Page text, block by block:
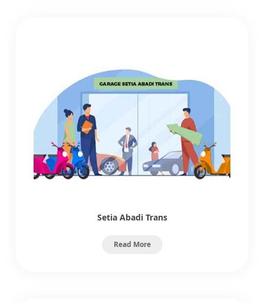
Setia Abadi Trans
Read More